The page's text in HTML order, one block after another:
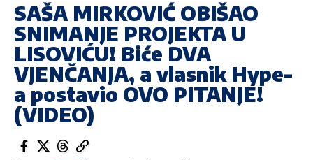
SAŠA MIRKOVIĆ OBIŠAO
SNIMANJE PROJEKTA U
LISOVIĆU! Biće DVA
VJENČANJA, a vlasnik Hype-
a postavio OVO PITANJE!
(VIDEO)